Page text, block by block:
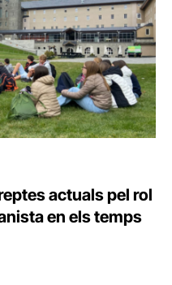
actuals pel rol
en els temps